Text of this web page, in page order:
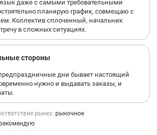
даже с самыми требовательными
планирую график, совмещаю с
Коллектив сплоченный, начальник
в сложных ситуациях.
стороны
дни бывает настоящий
нужно и выдавать заказы, и
рынку: рыночное